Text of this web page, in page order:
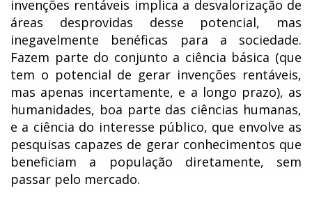
invenções rentáveis implica a desvalorização de
áreas desprovidas desse potencial, mas
inegavelmente benéficas para a sociedade.
Fazem parte do conjunto a ciência básica (que
tem o potencial de gerar invenções rentáveis,
mas apenas incertamente, e a longo prazo), as
humanidades, boa parte das ciências humanas,
e a ciência do interesse público, que envolve as
pesquisas capazes de gerar conhecimentos que
beneficiam a população diretamente, sem
passar pelo mercado.